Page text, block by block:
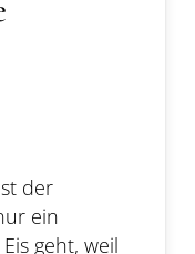
der
ein
geht, weil